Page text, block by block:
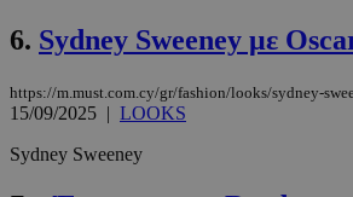
6. Sydney Sweeney με
https://m.must.com.cy/gr/fashion/looks/sydney-
15/09/2025 | LOOKS
Sydney Sweeney